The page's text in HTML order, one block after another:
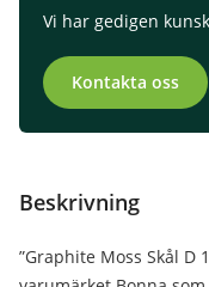
Vi har gedigen
Kontakta oss
Beskrivning
”Graphite Moss Skål D